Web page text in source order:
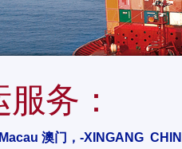
务：
Macau 澳门，-XINGANG